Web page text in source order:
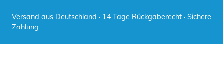
Versand aus Deutschland · 14 Tage Rückgaberecht · Sichere
Zahlung